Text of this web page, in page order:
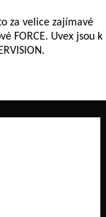
za velice zajímavé
FORCE. Uvex jsou k